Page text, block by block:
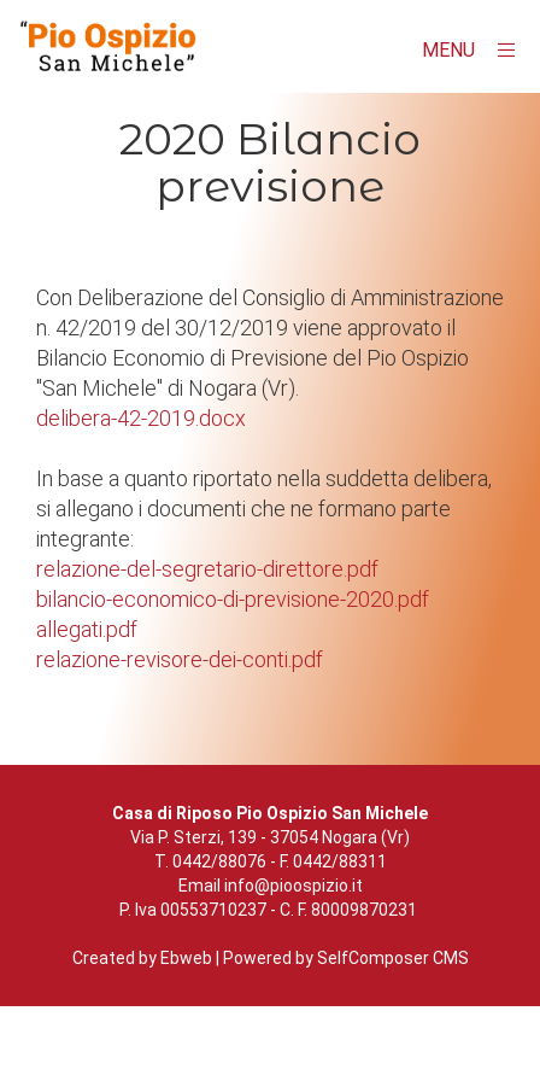
MENU
×
Homepage
"Pio Ospizio San Michele"
AMMINISTRAZIONE TRASPARENTE
Albo online
2020 Bilancio
previsione
Con Deliberazione del Consiglio di Amministrazione
n. 42/2019 del 30/12/2019 viene approvato il
Bilancio Economio di Previsione del Pio Ospizio
"San Michele" di Nogara (Vr).
delibera-42-2019.docx
In base a quanto riportato nella suddetta delibera,
si allegano i documenti che ne formano parte
integrante:
relazione-del-segretario-direttore.pdf
bilancio-economico-di-previsione-2020.pdf
allegati.pdf
relazione-revisore-dei-conti.pdf
Casa di Riposo Pio Ospizio San Michele
Via P. Sterzi, 139 - 37054 Nogara (Vr)
T. 0442/88076 - F. 0442/88311
Email info@pioospizio.it
P. Iva 00553710237 - C. F. 80009870231
Created by Ebweb | Powered by SelfComposer CMS